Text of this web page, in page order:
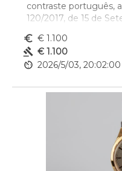
contraste português,
120/2017, de 15 de
Dim. - 3,4 cm
euro_symbol € 1.100
gavel € 1.100
av_timer 2026/5/03, 20:02:00